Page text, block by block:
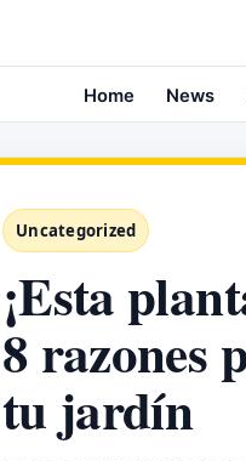
Home News
Uncategorized
¡Esta
8 razones
tu jardín